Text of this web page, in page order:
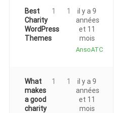
Best
Charity
WordPress
Themes
1 1
il y a 9
années
et 11
mois
AnsoATC
What
makes
a good
charity
1 1
il y a 9
années
et 11
mois